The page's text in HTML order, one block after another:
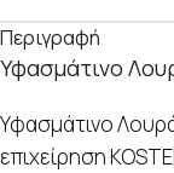
Περιγραφή
Υφασμάτινο
Υφασμάτινο
επιχείρηση